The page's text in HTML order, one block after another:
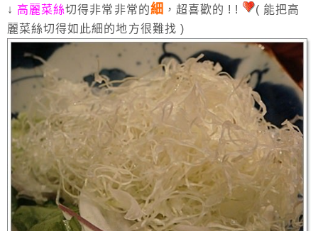
↓ 高麗菜絲切得非常非常的細 ，超喜歡的 ! !
( 能把高
麗菜絲切得如此細的地方很難找 )